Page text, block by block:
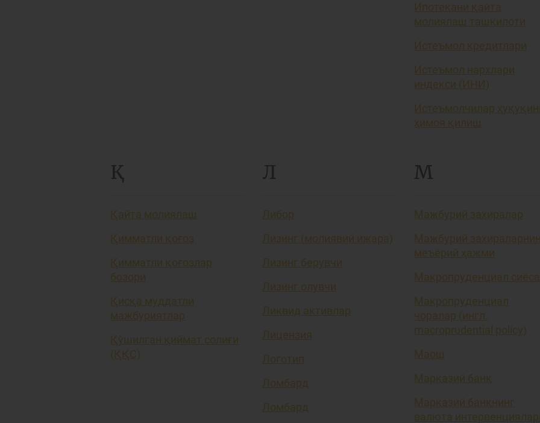
Ипотекани қайта
молиялаш ташкилоти
Истеъмол кредитлари
Истеъмол нархлари
индекси (ИНИ)
Истеъмолчилар
ҳимоя қилиш
Қ
Қайта молиялаш
Қимматли қоғоз
Қимматли қоғозлар
бозори
Қисқа муддатли
мажбуриятлар
Қўшилган қиймат солиғи
(ҚҚС)
Л
Либор
Лизинг (молиявий ижара)
Лизинг берувчи
Лизинг олувчи
Ликвид активлар
Лицензия
Логотип
Ломбард
Ломбард
М
Мажбурий захиралар
Мажбурий
меъёрий ҳажми
Макропруденциал
Макропруденциал
чоралар (ингл.
macroprudential policy)
Маош
Марказий банк
Марказий банкнинг
валюта